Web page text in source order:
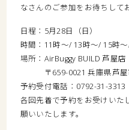
なさんのご参加をお待ちして
日程：5月28日（日）
時間：11時～/ 13時～/ 15時
場所：AirBuggy BUILD 芦屋店
〒659-0021 兵庫県芦屋市
予約受付電話：0792-31-3313
各回先着で予約をお受けいた
願いいたします。